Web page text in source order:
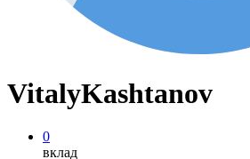
VitalyKashtanov
0
вклад